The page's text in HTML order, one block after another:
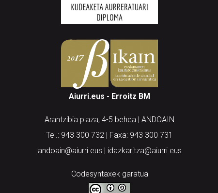
Aiurri.eus - Erroitz BM
Arantzibia plaza, 4-5 behea | ANDOAIN
Tel.: 943 300 732 | Faxa: 943 300 731
andoain@aiurri.eus | idazkaritza@aiurri.eus
Codesyntaxek garatua